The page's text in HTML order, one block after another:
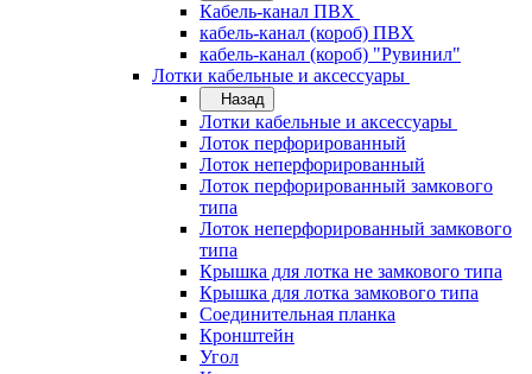
Кабель-канал ПВХ
кабель-канал (короб) ПВХ
кабель-канал (короб) "Рувинил"
Лотки кабельные и аксессуары
Назад
Лотки кабельные и аксессуары
Лоток перфорированный
Лоток неперфорированный
Лоток перфорированный замкового
типа
Лоток неперфорированный замкового
типа
Крышка для лотка не замкового типа
Крышка для лотка замкового типа
Соединительная планка
Кронштейн
Угол